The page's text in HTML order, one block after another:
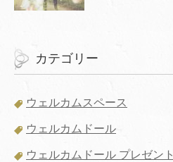
カテゴリー
ウェルカムスペース
ウェルカムドール
ウェルカムドール プレゼント